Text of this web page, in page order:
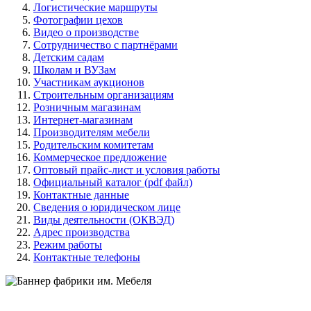
Логистические маршруты
Фотографии цехов
Видео о производстве
Сотрудничество с партнёрами
Детским садам
Школам и ВУЗам
Участникам аукционов
Строительным организациям
Розничным магазинам
Интернет-магазинам
Производителям мебели
Родительским комитетам
Коммерческое предложение
Оптовый прайс-лист и условия работы
Официальный каталог (pdf файл)
Контактные данные
Сведения о юридическом лице
Виды деятельности (ОКВЭД)
Адрес производства
Режим работы
Контактные телефоны